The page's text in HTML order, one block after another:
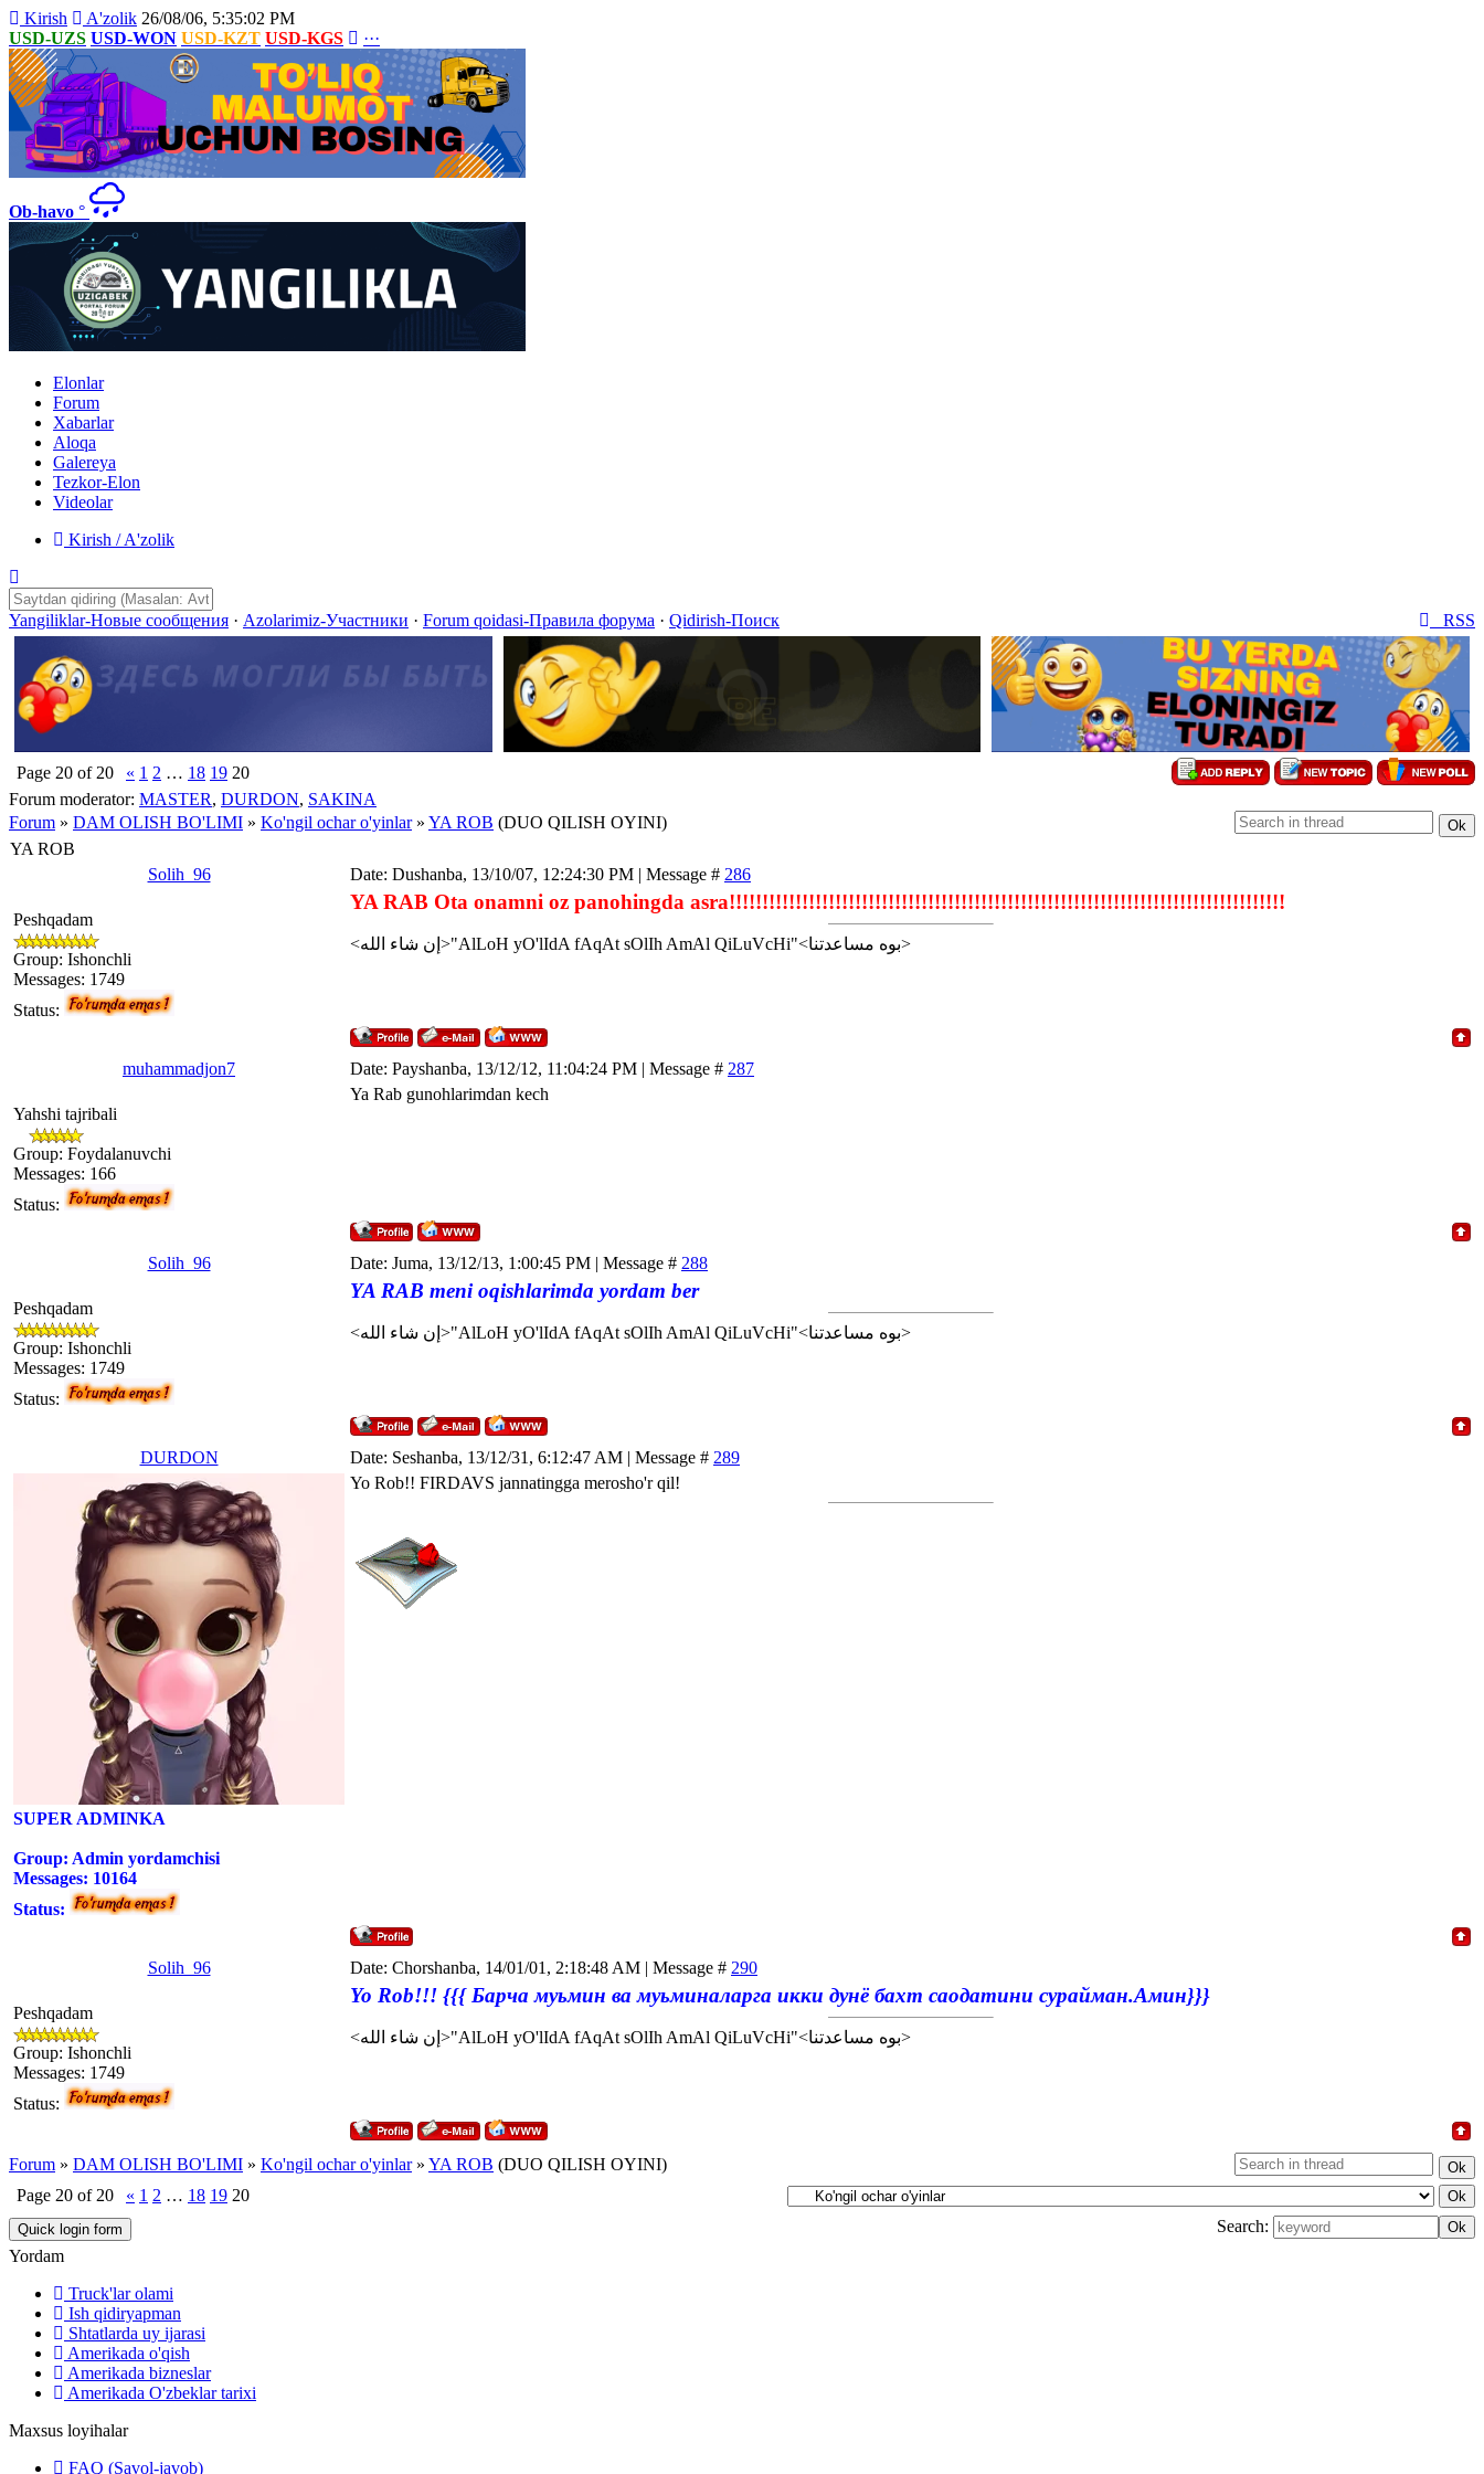
Kirish A'zolik 26/08/06, 5:35:02 PM
USD-UZS USD-WON USD-KZT USD-KGS ···
Ob-havo °
Elonlar
Forum
Xabarlar
Aloqa
Galereya
Tezkor-Elon
Videolar
Kirish / A'zolik
RSS
Yangiliklar-Новые сообщения · Azolarimiz-Участники · Forum qoidasi-Правила форума · Qidirish-Поиск
Page 20 of 20 « 1 2 … 18 19 20
Forum moderator: MASTER, DURDON, SAKINA
Forum » DAM OLISH BO'LIMI » Ko'ngil ochar o'yinlar » YA ROB (DUO QILISH OYINI)
YA ROB
Solih_96
Date: Dushanba, 13/10/07, 12:24:30 PM | Message # 286
Peshqadam
Group: Ishonchli
Messages: 1749
Status:
YA RAB Ota onamni oz panohingda asra!!!!!!!!!!!!!!!!!!!!!!!!!!!!!!!!!!!!!!!!!!!!!!!!!!!!!!!!!!!!!!!!!!!!!!!!!!!!!!!!!!!!
<إن شاء الله>"AlLoH yO'lIdA fAqAt sOlIh AmAl QiLuVcHi"<بوه مساعدتنا>
muhammadjon7 Date: Payshanba, 13/12/12, 11:04:24 PM | Message # 287
Yahshi tajribali
Group: Foydalanuvchi
Messages: 166
Status:
Ya Rab gunohlarimdan kech
Solih_96 Date: Juma, 13/12/13, 1:00:45 PM | Message # 288
Peshqadam
Group: Ishonchli
Messages: 1749
Status:
YA RAB meni oqishlarimda yordam ber
<إن شاء الله>"AlLoH yO'lIdA fAqAt sOlIh AmAl QiLuVcHi"<بوه مساعدتنا>
DURDON Date: Seshanba, 13/12/31, 6:12:47 AM | Message # 289
SUPER ADMINKA
Group: Admin yordamchisi
Messages: 10164
Status:
Yo Rob!! FIRDAVS jannatingga merosho'r qil!
Solih_96 Date: Chorshanba, 14/01/01, 2:18:48 AM | Message # 290
Peshqadam
Group: Ishonchli
Messages: 1749
Status:
Yo Rob!!! {{{ Барча муьмин ва муьминаларга икки дунё бахт саодатини сурайман.Амин}}}
<إن شاء الله>"AlLoH yO'lIdA fAqAt sOlIh AmAl QiLuVcHi"<بوه مساعدتنا>
Forum » DAM OLISH BO'LIMI » Ko'ngil ochar o'yinlar » YA ROB (DUO QILISH OYINI)
Page 20 of 20 « 1 2 … 18 19 20
Search:
Yordam
Truck'lar olami
Ish qidiryapman
Shtatlarda uy ijarasi
Amerikada o'qish
Amerikada bizneslar
Amerikada O'zbeklar tarixi
Maxsus loyihalar
FAQ (Savol-javob)